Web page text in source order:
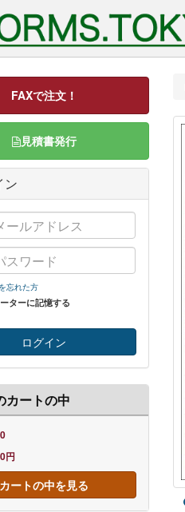
FAXで注文！
見積書発行
ン
忘れた方
ターに記憶する
ログイン
カートの中
0
0円
カートの中を見る